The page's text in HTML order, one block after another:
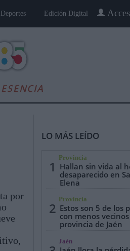
Deportes Edición Digital
Jaén, Pueblo a Pueblo
por
LO MÁS LEÍDO
1
Provincia
Hallan sin vida al
desaparecido en
Elena
2
Provincia
Estos son 5 de los
con menos
provincia de Jaén
Jaén